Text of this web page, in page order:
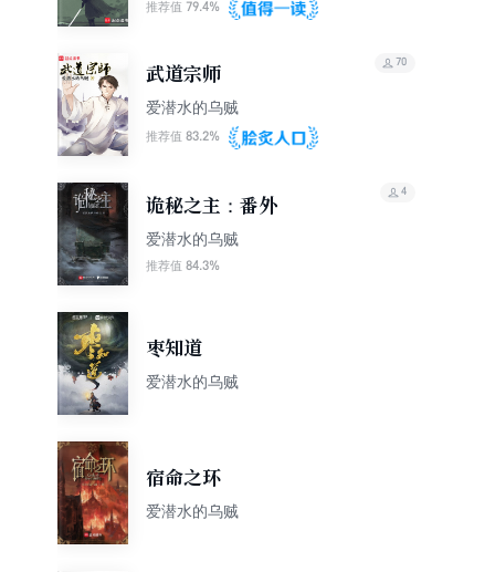
推荐值 79.4%
武道宗师
爱潜水的乌贼
推荐值 83.2%
70
诡秘之主：番外
爱潜水的乌贼
推荐值 84.3%
4
枣知道
爱潜水的乌贼
宿命之环
爱潜水的乌贼